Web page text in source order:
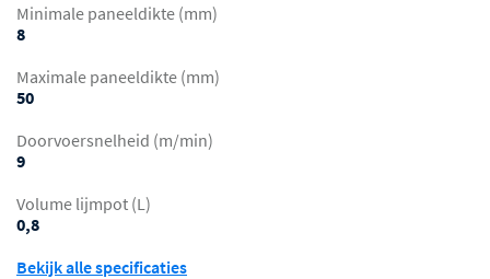
Minimale paneeldikte (mm)
8
Maximale paneeldikte (mm)
50
Doorvoersnelheid (m/min)
9
Volume lijmpot (L)
0,8
Bekijk alle specificaties